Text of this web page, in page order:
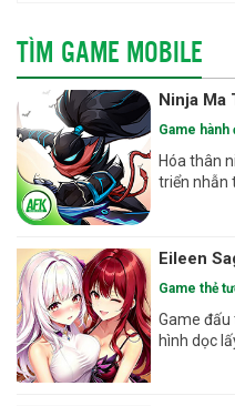
TÌM GAME MOBILE
Ninja Ma
Game hành
Hóa thân
triển nhẫn
Eileen
Game thẻ
Game
hình dọc